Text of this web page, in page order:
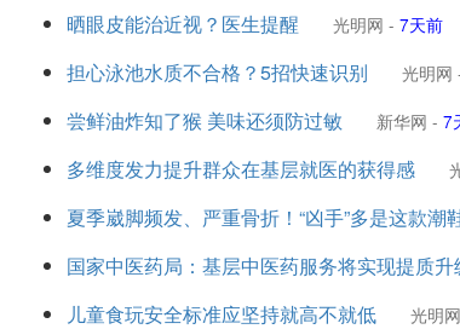
晒眼皮能治近视？医生提醒 光明网 - 7天前
担心泳池水质不合格？5招快速识别 光明网
尝鲜油炸知了猴 美味还须防过敏 新华网 - 7
多维度发力提升群众在基层就医的获得感
夏季崴脚频发、严重骨折！“凶手”多是这款潮
国家中医药局：基层中医药服务将实现提质升
儿童食玩安全标准应坚持就高不就低 光明网